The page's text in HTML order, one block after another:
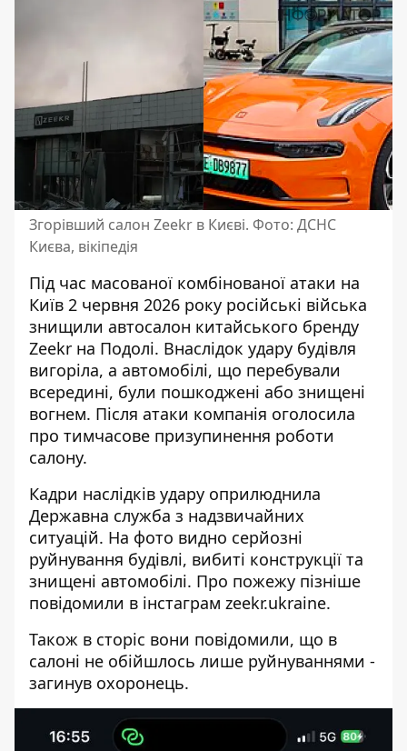
Згорівший салон Zeekr в Києві. Фото: ДСНС
Києва, вікіпедія
Під час масованої комбінованої атаки на
Київ 2 червня 2026 року російські війська
знищили автосалон китайського бренду
Zeekr на Подолі. Внаслідок удару будівля
вигоріла, а автомобілі, що перебували
всередині, були пошкоджені або знищені
вогнем. Після атаки компанія оголосила
про тимчасове призупинення роботи
салону.
Кадри наслідків удару оприлюднила
Державна служба з надзвичайних
ситуацій. На фото видно серйозні
руйнування будівлі, вибиті конструкції та
знищені автомобілі. Про пожежу пізніше
повідомили в інстаграм zeekr.ukraine.
Також в сторіс вони повідомили, що в
салоні не обійшлось лише руйнуваннями -
загинув охоронець.